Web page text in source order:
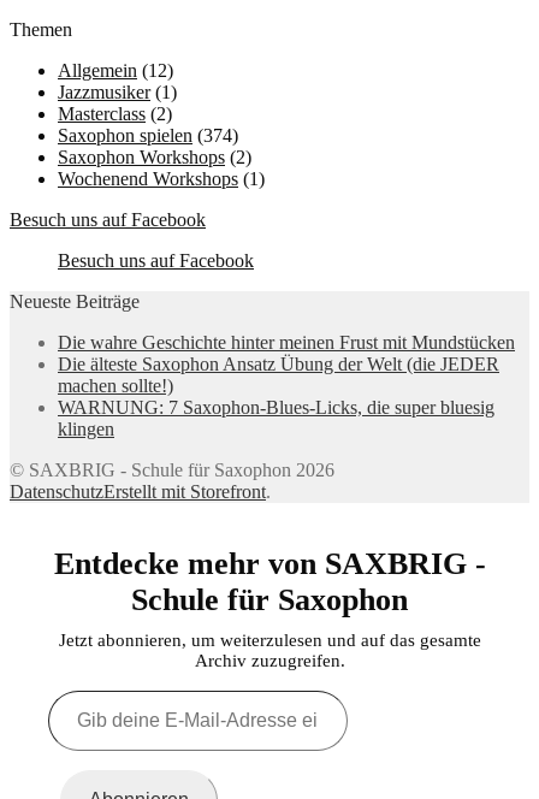
Themen
Allgemein (12)
Jazzmusiker(1)
Masterclass (2)
Saxophon spielen (374)
Saxophon Workshops (2)
Wochenend Workshops (1)
Besuch uns auf Facebook
Besuch uns auf Facebook
Neueste Beiträge
Die wahre Geschichte hinter meinen Frust mit Mundstücken
Die älteste Saxophon Ansatz Übung der Welt (die JEDER
machen sollte!)
WARNUNG: 7 Saxophon-Blues-Licks, die super bluesig
klingen
© SAXBRIG - Schule für Saxophon 2026
DatenschutzErstellt mit Storefront.
Entdecke mehr von SAXBRIG -
Schule für Saxophon
Jetzt abonnieren, um weiterzulesen und auf das gesamte
Archiv zuzugreifen.
Gib
deine
E-